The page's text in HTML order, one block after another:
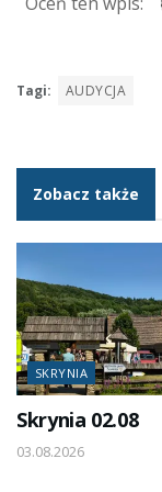
Tagi: AUDYCJA
Zobacz także
SKRYNIA
Skrynia 02.08
03.08.2026